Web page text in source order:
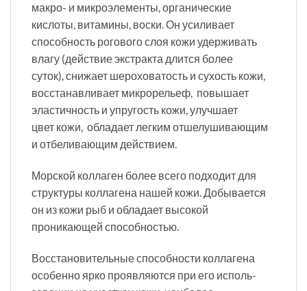
макро- и микроэлементы, органические
кислоты, витамины, воски. Он усиливает
способность рогового слоя кожи удерживать
влагу (действие экстракта длится более
суток), снижает шероховатость и сухость кожи,
восстанавливает микрорельеф, повышает
эластичность и упругость кожи, улучшает
цвет кожи, обладает легким отшелушивающим
и отбеливающим действием.
Морской коллаген более всего подходит для
структуры коллагена нашей кожи. Добывается
он из кожи рыб и обладает высокой
проникающей способностью.
Восста­новитель­ные способности коллагена
особенно ярко проявляются при его исполь­